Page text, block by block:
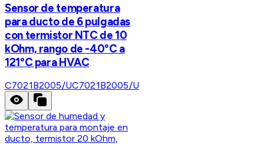
Sensor de temperatura
para ducto de 6 pulgadas
con termistor NTC de 10
kOhm, rango de -40°C a
121°C para HVAC
C7021B2005/UC7021B2005/U